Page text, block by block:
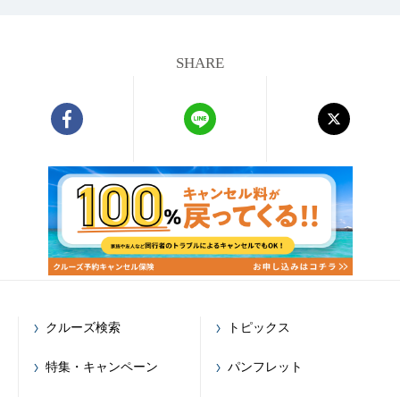
SHARE
クルーズ検索
特集・キャンペーン
トピックス
パンフレット